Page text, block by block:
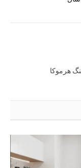
هرموکا